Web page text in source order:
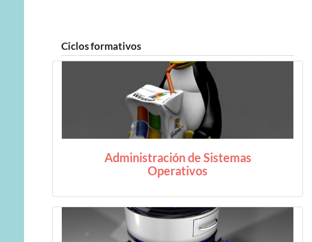
Ciclos formativos
Administración de Sistemas
Operativos